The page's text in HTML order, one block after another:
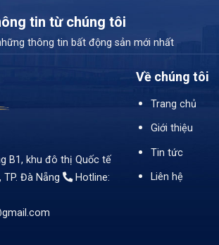
tin từ chúng tôi
thông tin bất động sản mới nhất
B1, khu đô thị Quốc tế
TP. Đà Nẵng
Hotline:
Về chúng tôi
Trang chủ
Giới thiệu
Tin tức
Liên hệ